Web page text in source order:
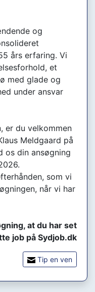
og
års erfaring. Vi
et
med glade og
under ansvar
er du velkommen
Meldgaard på
os din ansøgning
som vi
når vi har
at du har set
job på Sydjob.dk
Tip en ven